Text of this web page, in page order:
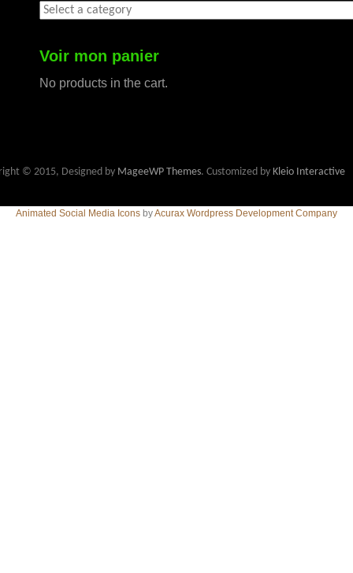
Voir mon panier
No products in the cart.
© 2015, Designed by MageeWP Themes. Customized by Kleio Interactive
Animated Social Media Icons byAcurax Wordpress Development Company